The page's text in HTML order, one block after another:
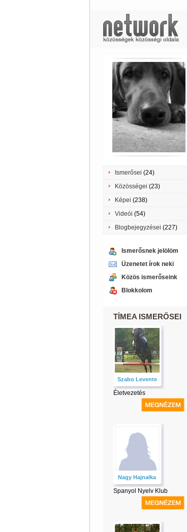
Ismerősei (24)
Közösségei (23)
Képei (238)
Videói (54)
Blogbejegyzései (227)
Ismerősnek jelölöm
Üzenetet írok neki
Közös ismerőseink
Blokkolom
TÍMEA ISMERŐSEI
Szabo Levente
Életvezetés
Nagy Hajnalka
Spanyol Nyelv Klub